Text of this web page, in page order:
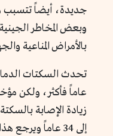
جديدة، أيضاً تتسبب
وبعض المخاطر
بالأمراض المناعية
عاماً فأكثر، ولكن
إلى 34 عاماً